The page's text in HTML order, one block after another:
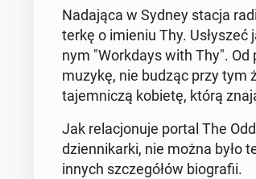
Na­da­ją­ca w Sydney stacja
ter­kę o imieniu Thy.
nym "Work­days with Thy". Od
muzykę, nie budząc przy tym
ta­jem­ni­czą kobietę, którą
Jak re­la­cjo­nu­je portal The
dzien­ni­kar­ki, nie można było
innych szcze­gó­łów bio­gra­fii.